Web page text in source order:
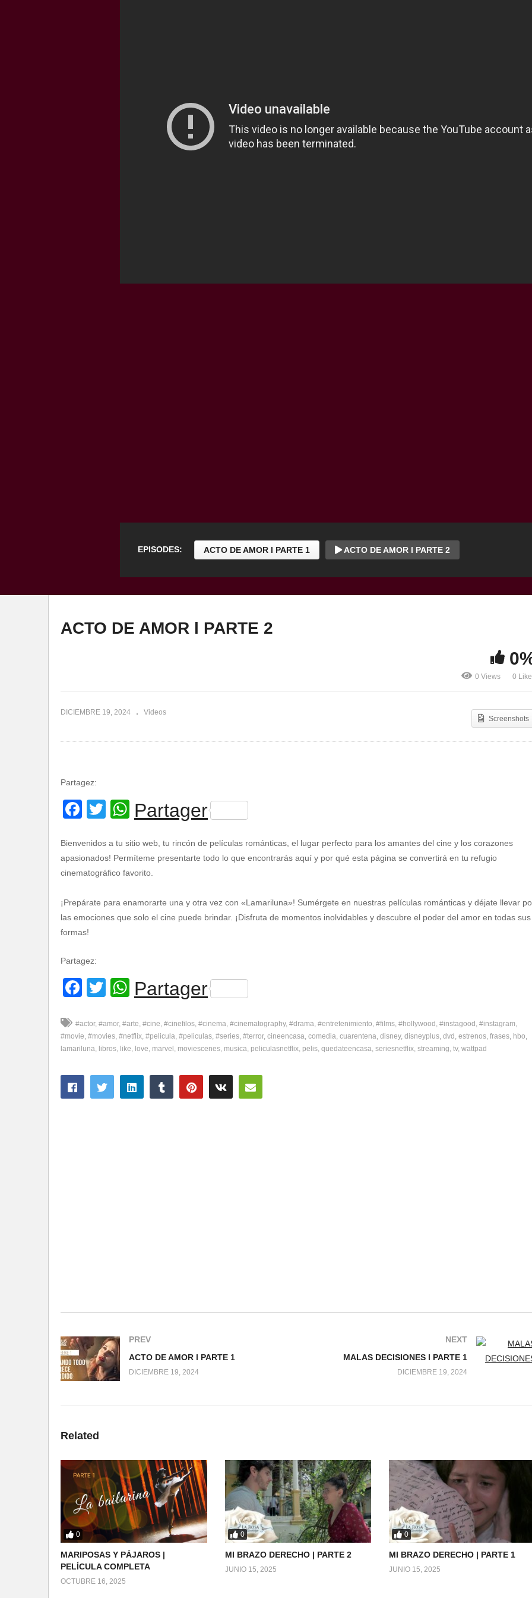
EPISODES: ACTO DE AMOR l PARTE 1 ACTO DE AMOR l PARTE 2
ACTO DE AMOR l PARTE 2
0 Views 0
DICIEMBRE 19, 2024 Videos
Screenshots
Partagez:
Facebook
Twitter
WhatsApp
Partager
Bienvenidos a tu sitio web, tu rincón de películas románticas, el lugar perfecto para los amantes del cine y los corazones
apasionados! Permíteme presentarte todo lo que encontrarás aquí y por qué esta página se convertirá en tu refugio
cinematográfico favorito.
¡Prepárate para enamorarte una y otra vez con «Lamariluna»! Sumérgete en nuestras películas románticas y déjate llevar
las emociones que solo el cine puede brindar. ¡Disfruta de momentos inolvidables y descubre el poder del amor en todas sus
formas!
Partagez:
Facebook
Twitter
WhatsApp
Partager
#actor #amor #arte #cine #cinefilos #cinema #cinematography #drama #entretenimiento #films #hollywood #instagood #instagram
#movie #movies #netflix #pelicula #peliculas #series #terror cineencasa comedia cuarentena disney disneyplus dvd estrenos frases hbo
lamariluna libros like love marvel moviescenes musica peliculasnetflix pelis quedateencasa seriesnetflix streaming tv wattpad
PREV
ACTO DE AMOR l PARTE 1
DICIEMBRE 19, 2024
NEXT
MALAS DECISIONES l PARTE 1
DICIEMBRE 19, 2024
Related
0
MARIPOSAS Y PÁJAROS |
PELÍCULA COMPLETA
OCTUBRE 16, 2025
0
MI BRAZO DERECHO | PARTE 2
JUNIO 15, 2025
0
MI BRAZO DERECHO | PARTE 1
JUNIO 15, 2025